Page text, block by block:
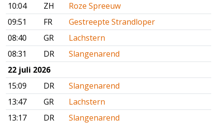
10:04
ZH
Roze Spreeuw
09:51
FR
Gestreepte Strandloper
08:40
GR
Lachstern
08:31
DR
Slangenarend
22 juli 2026
15:09
DR
Slangenarend
13:47
GR
Lachstern
13:17
DR
Slangenarend